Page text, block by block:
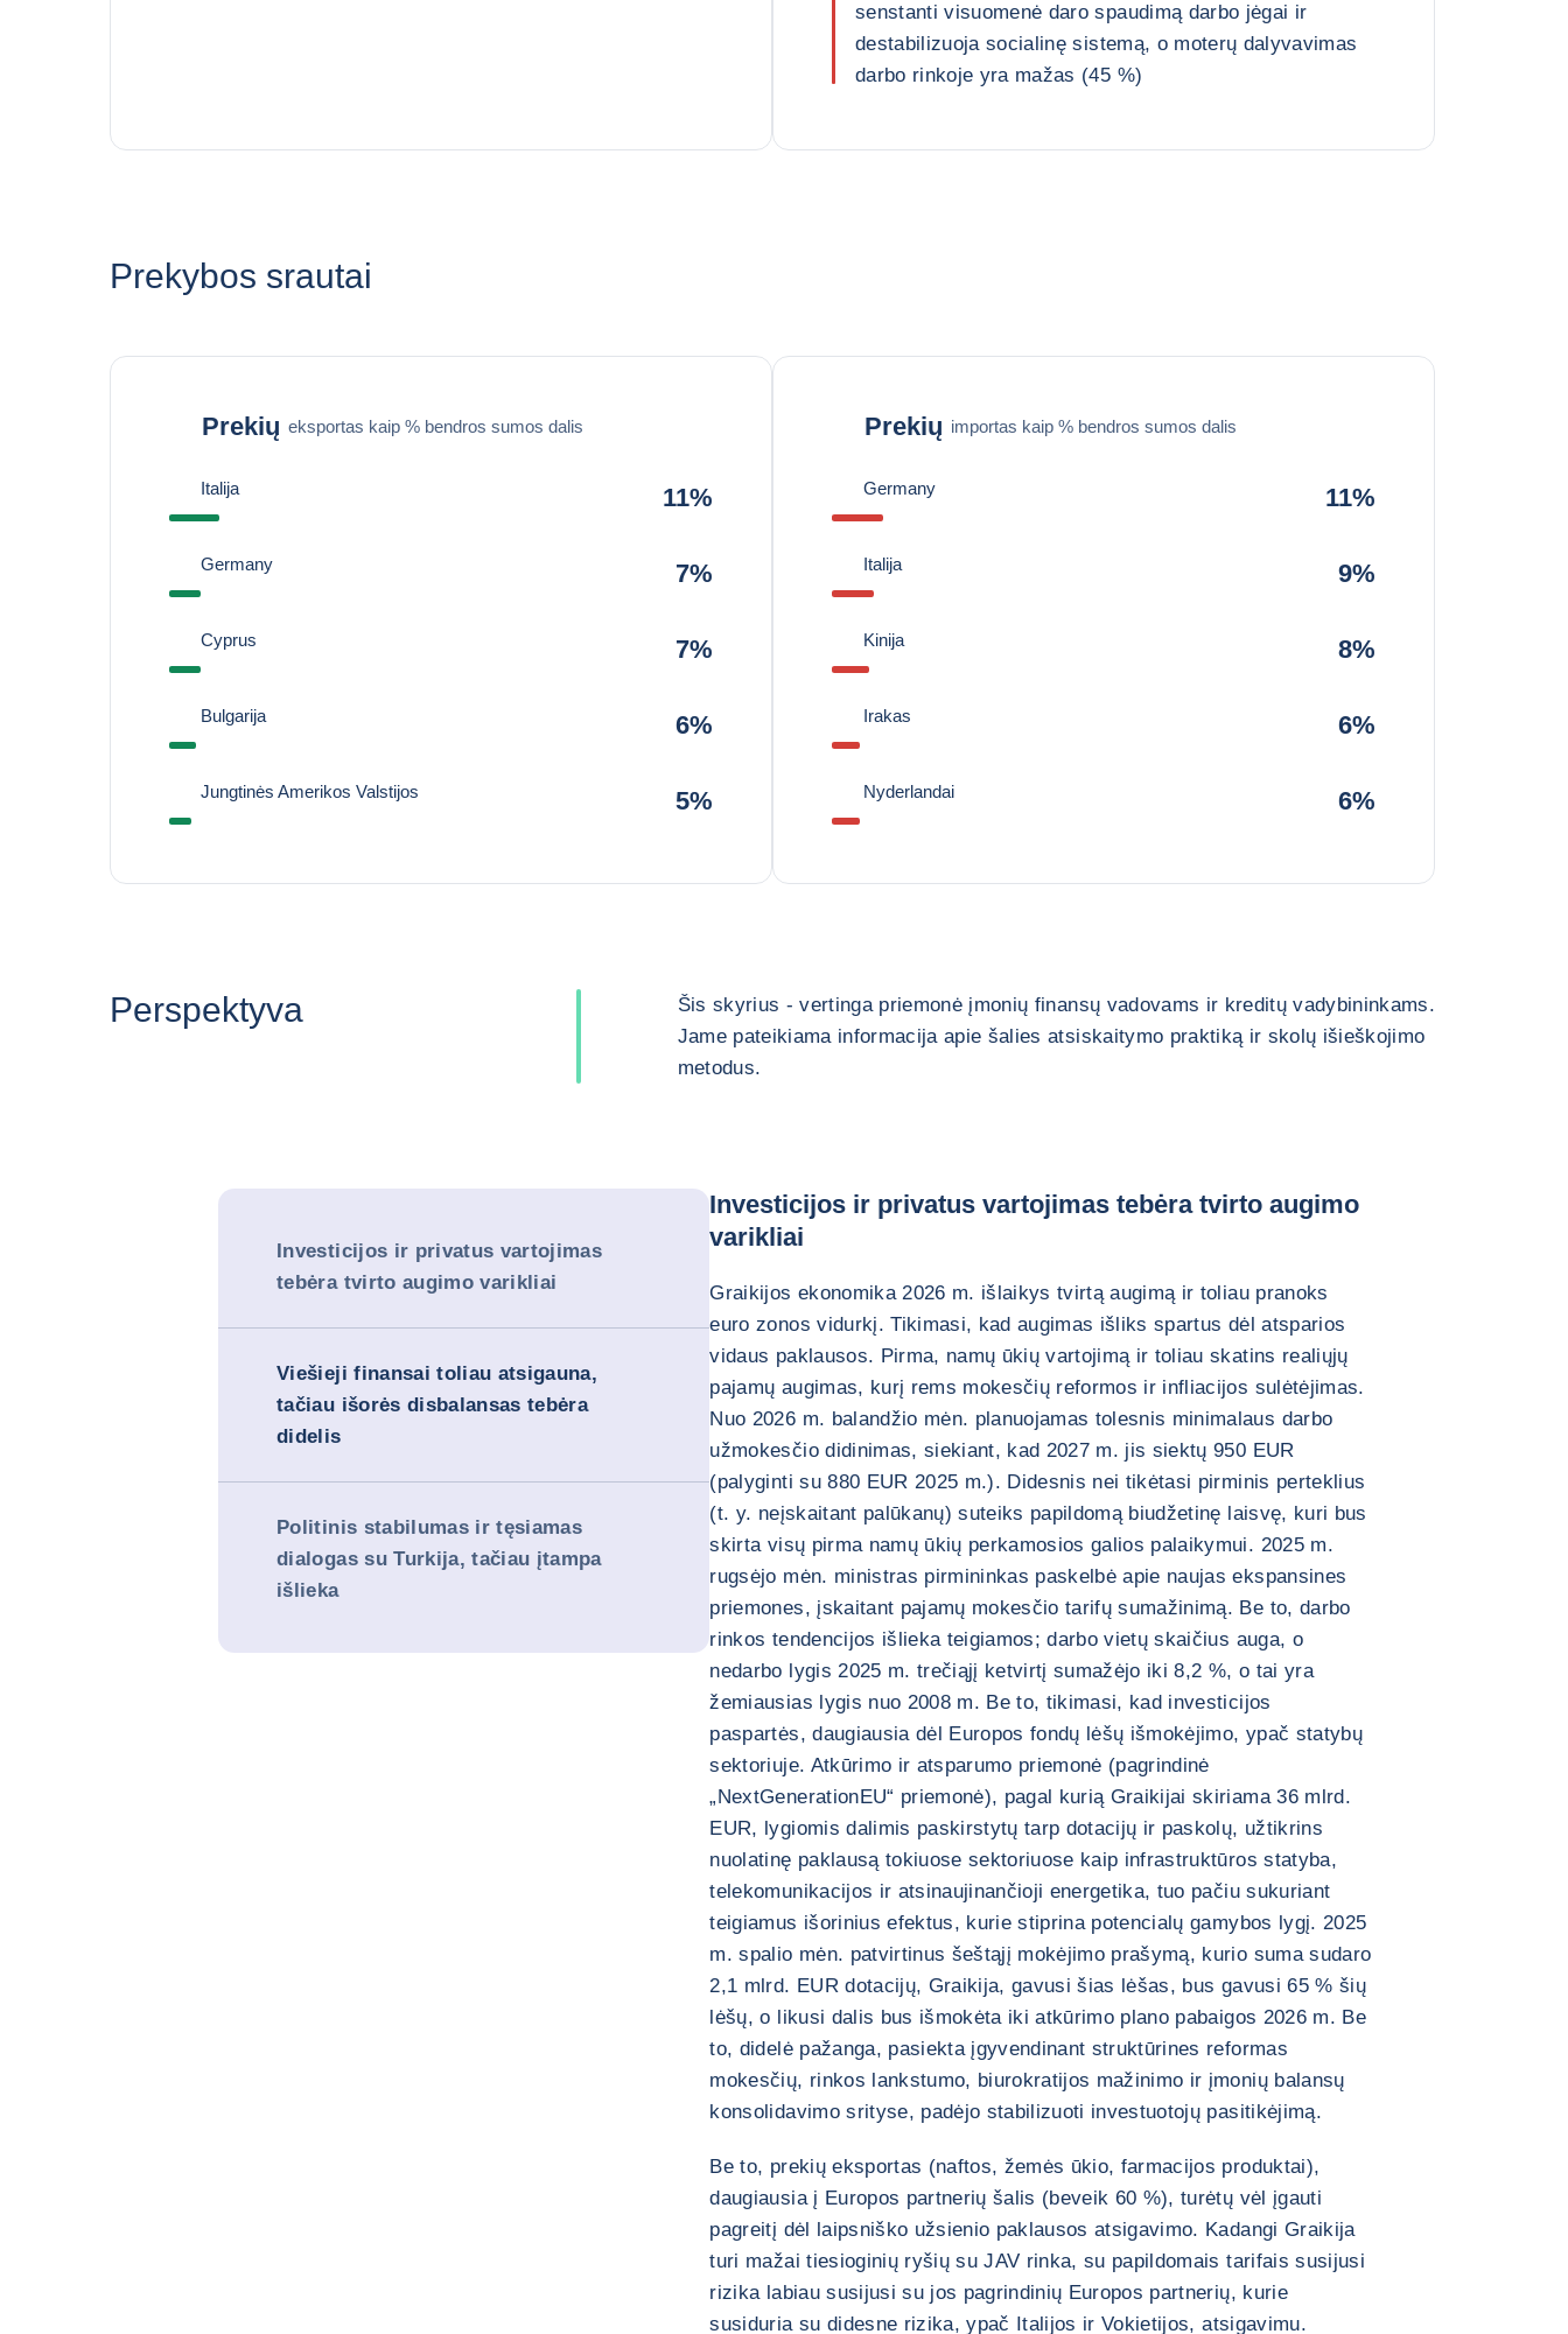
senstanti visuomenė daro spaudimą darbo jėgai ir
destabilizuoja socialinę sistemą, o moterų dalyvavimas
darbo rinkoje yra mažas (45 %)
Prekybos srautai
Prekių eksportas kaip % bendros sumos dalis
Italija 11%
Germany 7%
Cyprus 7%
Bulgarija 6%
Jungtinės Amerikos Valstijos 5%
Prekių importas kaip % bendros sumos dalis
Germany 11%
Italija 9%
Kinija 8%
Irakas 6%
Nyderlandai 6%
Perspektyva
Šis skyrius - vertinga priemonė įmonių finansų vadovams ir kreditų vadybininkams.
Jame pateikiama informacija apie šalies atsiskaitymo praktiką ir skolų išieškojimo
metodus.
Investicijos ir privatus vartojimas
tebėra tvirto augimo varikliai
Viešieji finansai toliau atsigauna,
tačiau išorės disbalansas tebėra
didelis
Politinis stabilumas ir tęsiamas
dialogas su Turkija, tačiau įtampa
išlieka
Investicijos ir privatus vartojimas tebėra tvirto augimo
varikliai
Graikijos ekonomika 2026 m. išlaikys tvirtą augimą ir toliau pranoks
euro zonos vidurkį. Tikimasi, kad augimas išliks spartus dėl atsparios
vidaus paklausos. Pirma, namų ūkių vartojimą ir toliau skatins realiųjų
pajamų augimas, kurį rems mokesčių reformos ir infliacijos sulėtėjimas.
Nuo 2026 m. balandžio mėn. planuojamas tolesnis minimalaus darbo
užmokesčio didinimas, siekiant, kad 2027 m. jis siektų 950 EUR
(palyginti su 880 EUR 2025 m.). Didesnis nei tikėtasi pirminis perteklius
(t. y. neįskaitant palūkanų) suteiks papildomą biudžetinę laisvę, kuri bus
skirta visų pirma namų ūkių perkamosios galios palaikymui. 2025 m.
rugsėjo mėn. ministras pirmininkas paskelbė apie naujas ekspansines
priemones, įskaitant pajamų mokesčio tarifų sumažinimą. Be to, darbo
rinkos tendencijos išlieka teigiamos; darbo vietų skaičius auga, o
nedarbo lygis 2025 m. trečiąjį ketvirtį sumažėjo iki 8,2 %, o tai yra
žemiausias lygis nuo 2008 m. Be to, tikimasi, kad investicijos
paspartės, daugiausia dėl Europos fondų lėšų išmokėjimo, ypač statybų
sektoriuje. Atkūrimo ir atsparumo priemonė (pagrindinė
„NextGenerationEU“ priemonė), pagal kurią Graikijai skiriama 36 mlrd.
EUR, lygiomis dalimis paskirstytų tarp dotacijų ir paskolų, užtikrins
nuolatinę paklausą tokiuose sektoriuose kaip infrastruktūros statyba,
telekomunikacijos ir atsinaujinančioji energetika, tuo pačiu sukuriant
teigiamus išorinius efektus, kurie stiprina potencialų gamybos lygį. 2025
m. spalio mėn. patvirtinus šeštąjį mokėjimo prašymą, kurio suma sudaro
2,1 mlrd. EUR dotacijų, Graikija, gavusi šias lėšas, bus gavusi 65 % šių
lėšų, o likusi dalis bus išmokėta iki atkūrimo plano pabaigos 2026 m. Be
to, didelė pažanga, pasiekta įgyvendinant struktūrines reformas
mokesčių, rinkos lankstumo, biurokratijos mažinimo ir įmonių balansų
konsolidavimo srityse, padėjo stabilizuoti investuotojų pasitikėjimą.
Be to, prekių eksportas (naftos, žemės ūkio, farmacijos produktai),
daugiausia į Europos partnerių šalis (beveik 60 %), turėtų vėl įgauti
pagreitį dėl laipsniško užsienio paklausos atsigavimo. Kadangi Graikija
turi mažai tiesioginių ryšių su JAV rinka, su papildomais tarifais susijusi
rizika labiau susijusi su jos pagrindinių Europos partnerių, kurie
susiduria su didesne rizika, ypač Italijos ir Vokietijos, atsigavimu.